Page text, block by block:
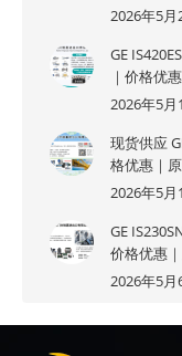
2026年5月
GE
｜价格优
2026年5月
现货供应
格优惠｜
2026年5月
GE
价格优惠
2026年5月